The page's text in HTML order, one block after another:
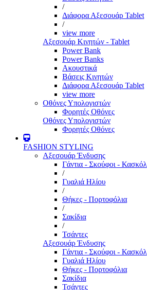
/
Διάφορα Αξεσουάρ Tablet
/
view more
Αξεσουάρ Κινητών - Tablet
Power Bank
Power Banks
Ακουστικά
Βάσεις Κινητών
Διάφορα Αξεσουάρ Tablet
view more
Οθόνες Υπολογιστών
Φορητές Οθόνες
Οθόνες Υπολογιστών
Φορητές Οθόνες
FASHION STYLING
Αξεσουάρ Ένδυσης
Γάντια - Σκούφοι - Κασκόλ
/
Γυαλιά Ηλίου
/
Θήκες - Πορτοφόλια
/
Σακίδια
/
Τσάντες
Αξεσουάρ Ένδυσης
Γάντια - Σκούφοι - Κασκόλ
Γυαλιά Ηλίου
Θήκες - Πορτοφόλια
Σακίδια
Τσάντες